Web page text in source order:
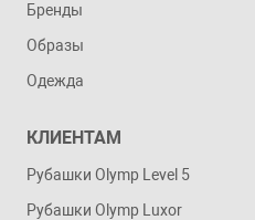
Бренды
Образы
Одежда
КЛИЕНТАМ
Рубашки Olymp Level 5
Рубашки Olymp Luxor